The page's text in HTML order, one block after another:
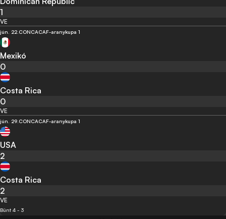
1
VE
jún. 22.CONCACAF-aranykupa 1
Mexikó
0
Costa Rica
0
VE
jún. 29.CONCACAF-aranykupa 1
USA
2
Costa Rica
2
VE
Bünt 4 - 3